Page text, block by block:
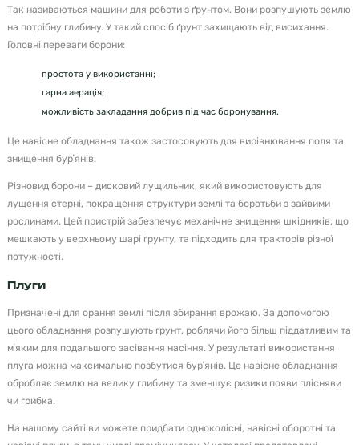
Так називаються машини для роботи з ґрунтом. Вони розпушують землю
на потрібну глибину. У такий спосіб ґрунт захищають від висихання.
Головні переваги борони:
простота у використанні;
гарна аерація;
можливість закладання добрив під час боронування.
Це навісне обладнання також застосовують для вирівнювання поля та
знищення бурʼянів.
Різновид борони – дисковий лущильник, який використовують для
лущення стерні, покращення структури землі та боротьби з зайвими
рослинами. Цей пристрій забезпечує механічне знищення шкідників, що
мешкають у верхньому шарі ґрунту, та підходить для тракторів різної
потужності.
Плуги
Призначені для орання землі після збирання врожаю. За допомогою
цього обладнання розпушують ґрунт, роблячи його більш піддатливим та
мʼяким для подальшого засівання насіння. У результаті використання
плуга можна максимально позбутися бурʼянів. Це навісне обладнання
обробляє землю на велику глибину та зменшує ризики появи плісняви
чи грибка.
На нашому сайті ви можете придбати одноколісні, навісні оборотні та